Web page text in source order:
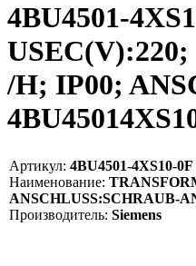
4BU4501-
/H; IP00;
Артикул: 4BU4501-4XS10-0F
Наименование:
ANSCHLUSS:SCHRAUB-
Производитель: Siemens